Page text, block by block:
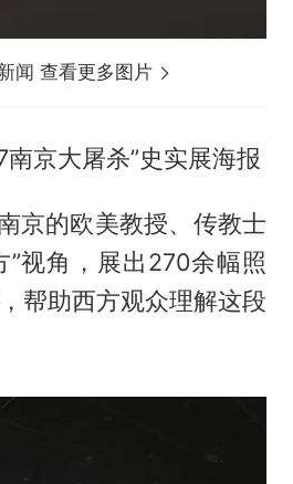
闻 查看更多图片
京大屠杀”史实展海报
京的欧美教授、传教士
”视角，展出270余幅照
帮助西方观众理解这段